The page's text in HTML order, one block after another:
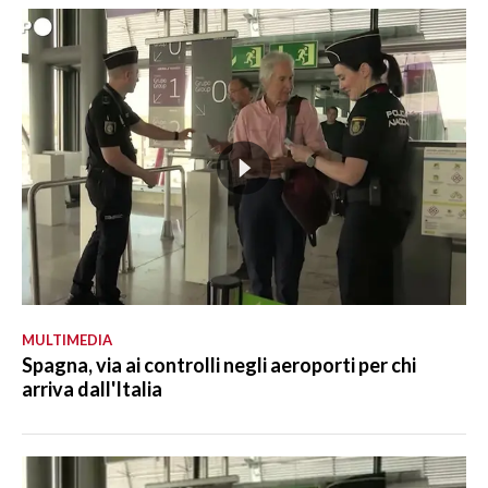
MULTIMEDIA
Spagna, via ai controlli negli aeroporti per chi
arriva dall'Italia